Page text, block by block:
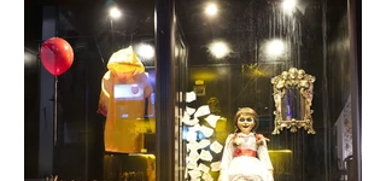
sorprendente puesta en escena pensada
especialmente pa